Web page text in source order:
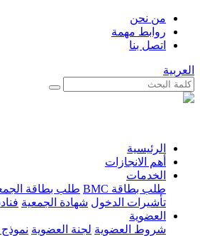
من نحن
روابط مهمة
اتصل بنا
العربية
الرئيسية
أهم الانجازات
الخدمات
طلب بطاقة BMC
طلب بطاقة
تأشيرات الدخول شهادة الجمعية
العضوية
شروط العضوية لجنة العضوية